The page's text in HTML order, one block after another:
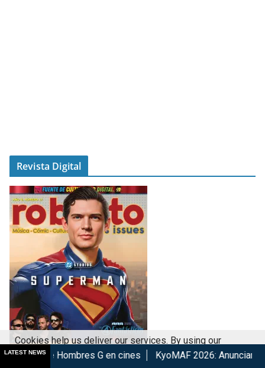
Revista Digital
LATEST NEWS
G en cines KyoMAF 2026: Anuncian colaboraciones y
Cookies help us deliver our services. By using our
services, you agree to our use of cookies.
Got it